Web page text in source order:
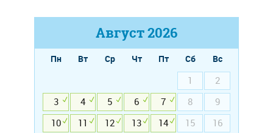
Август2026
Пн Вт Ср Чт Пт Сб
Вс
1
2
3
4 5 6 7 8
9
10
11 12 13 14 15
16